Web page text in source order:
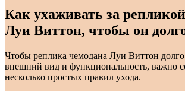
Как ухаживать за
Луи Виттон, чтобы он
Чтобы реплика чемодана Луи Виттон долго
внешний вид и функциональность, важно
несколько простых правил ухода.